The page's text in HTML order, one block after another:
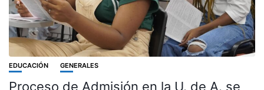
EDUCACIÓN GENERALES
Proceso de Admisión en la U. de A. se